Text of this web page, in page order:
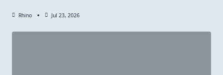
Rhino Jul 23, 2026